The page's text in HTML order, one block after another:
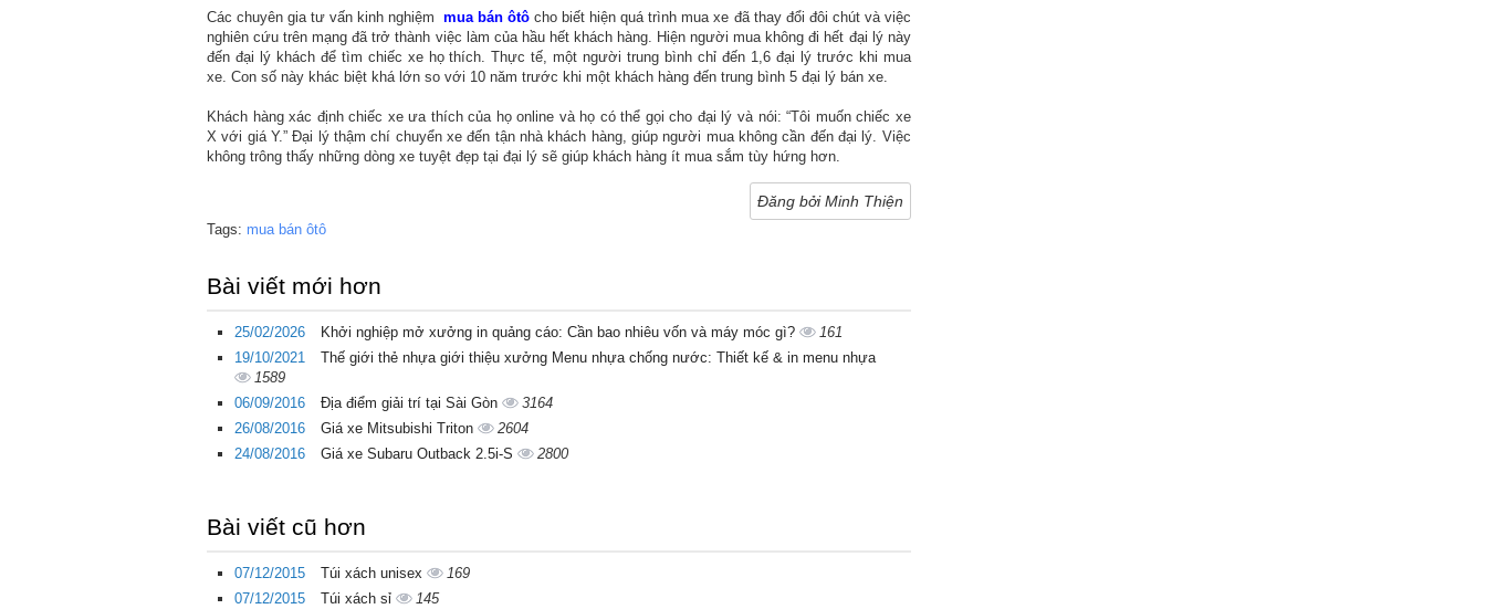
Các chuyên gia tư vấn kinh nghiệmmua bán ôtôcho biết hiện quá trình mua xe đã thay đổi đôi chút và việc
nghiên cứu trên mạng đã trở thành việc làm của hầu hết khách hàng. Hiện người mua không đi hết đại lý này
đến đại lý khách để tìm chiếc xe họ thích. Thực tế, một người trung bình chỉ đến 1,6 đại lý trước khi mua
xe. Con số này khác biệt khá lớn so với 10 năm trước khi một khách hàng đến trung bình 5 đại lý bán xe.
Khách hàng xác định chiếc xe ưa thích của họ online và họ có thể gọi cho đại lý và nói: “Tôi muốn chiếc xe
X với giá Y.” Đại lý thậm chí chuyển xe đến tận nhà khách hàng, giúp người mua không cần đến đại lý. Việc
không trông thấy những dòng xe tuyệt đẹp tại đại lý sẽ giúp khách hàng ít mua sắm tùy hứng hơn.
Đăng bởi Minh Thiện
Tags: mua bán ôtô
Bài viết mới hơn
25/02/2026 Khởi nghiệp mở xưởng in quảng cáo: Cần bao nhiêu vốn và máy móc gì?
161
19/10/2021
Thế giới thẻ nhựa giới thiệu xưởng Menu nhựa chống nước: Thiết kế & in menu nhựa
1589
06/09/2016
Địa điểm giải trí tại Sài Gòn
3164
26/08/2016
Giá xe Mitsubishi Triton
2604
24/08/2016
Giá xe Subaru Outback 2.5i-S 2800
Bài viết cũ hơn
07/12/2015 Túi xách unisex
169
07/12/2015
Túi xách sỉ
145